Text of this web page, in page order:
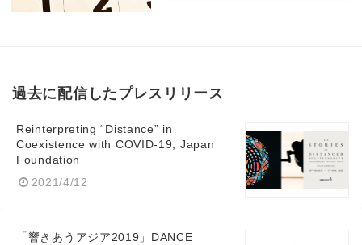
過去に配信したプレスリリース
Reinterpreting “Distance” in
Coexistence with COVID-19, Japan
Foundation
2021/4/12
「響きあうアジア2019」DANCE